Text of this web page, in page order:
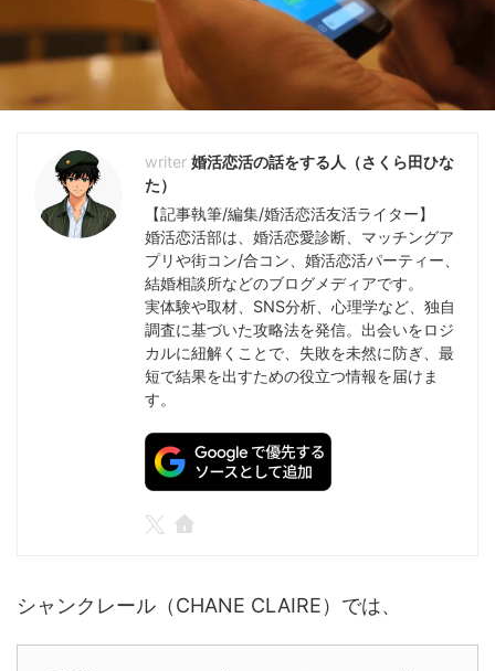
婚活恋活の話をする人（さくら田ひな
た）
【記事執筆/編集/婚活恋活友活ライター】
婚活恋活部は、婚活恋愛診断、マッチングア
プリや街コン/合コン、婚活恋活パーティー、
結婚相談所などのブログメディアです。
実体験や取材、SNS分析、心理学など、独自
調査に基づいた攻略法を発信。出会いをロジ
カルに紐解くことで、失敗を未然に防ぎ、最
短で結果を出すための役立つ情報を届けま
す。
シャンクレール（CHANE CLAIRE）では、